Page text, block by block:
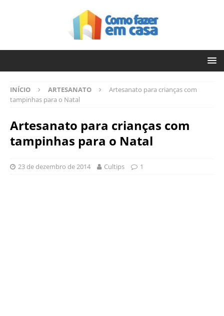
INÍCIO ARTESANATO
Artesanato para crianças com
tampinhas para o Natal
Artesanato para crianças com
tampinhas para o Natal
23 de dezembro de 2014 Cultips 1